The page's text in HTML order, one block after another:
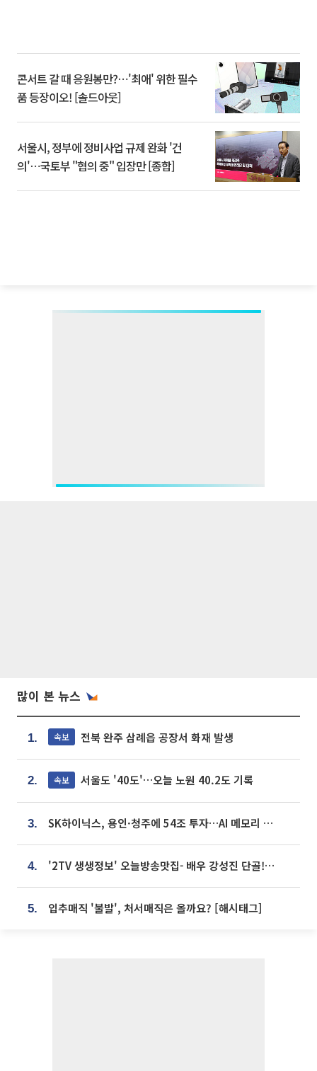
콘서트 갈 때 응원봉만?⋯'최애' 위한 필수
품 등장이오! [솔드아웃]
서울시, 정부에 정비사업 규제 완화 '건
의'⋯국토부 "협의 중" 입장만 [종합]
많이 본 뉴스
1. 속보 전북 완주 삼례읍 공장서 화재 발생
2. 속보 서울도 '40도'…오늘 노원 40.2도 기록
3. SK하이닉스, 용인·청주에 54조 투자…AI 메모리 생산기지 키운다
4. '2TV 생생정보' 오늘방송맛집- 배우 강성진 단골! 쌀국수ㆍ푸팟퐁 커리 맛집 '블○○○'
5. 입추매직 '불발', 처서매직은 올까요? [해시태그]